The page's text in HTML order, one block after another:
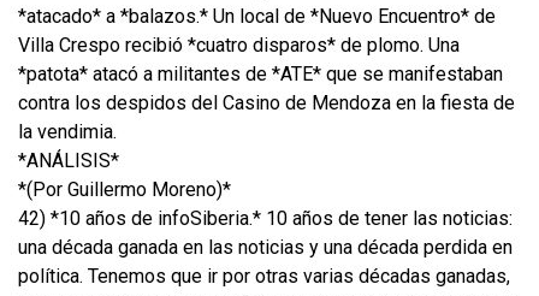
*atacado* a *balazos.* Un local de *Nuevo Encuentro* de
Villa Crespo recibió *cuatro disparos* de plomo. Una
*patota* atacó a militantes de *ATE* que se manifestaban
contra los despidos del Casino de Mendoza en la fiesta de
la vendimia.
*ANÁLISIS*
*(Por Guillermo Moreno)*
42) *10 años de infoSiberia.* 10 años de tener las noticias:
una década ganada en las noticias y una década perdida en
política. Tenemos que ir por otras varias décadas ganadas,